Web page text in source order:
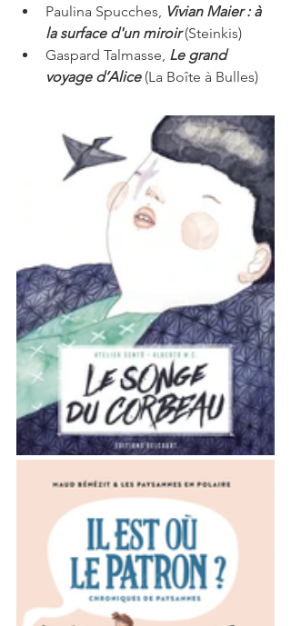
Paulina Spucches, Vivian Maier : à
la surface d'un miroir (Steinkis)
Gaspard Talmasse, Le grand
voyage d’Alice (La Boîte à Bulles)